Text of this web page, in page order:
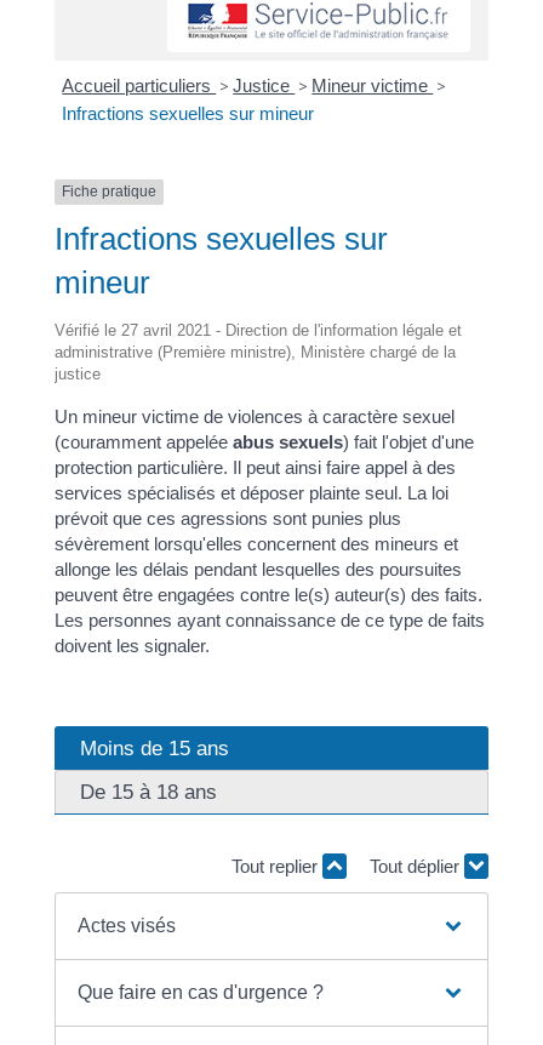
Accueil particuliers > Justice > Mineur victime >
Infractions sexuelles sur mineur
Fiche pratique
Infractions sexuelles sur
mineur
Vérifié le 27 avril 2021 - Direction de l'information légale et
administrative (Première ministre), Ministère chargé de la
justice
Un mineur victime de violences à caractère sexuel
(couramment appelée abus sexuels) fait l'objet d'une
protection particulière. Il peut ainsi faire appel à des
services spécialisés et déposer plainte seul. La loi
prévoit que ces agressions sont punies plus
sévèrement lorsqu'elles concernent des mineurs et
allonge les délais pendant lesquelles des poursuites
peuvent être engagées contre le(s) auteur(s) des faits.
Les personnes ayant connaissance de ce type de faits
doivent les signaler.
Moins de 15 ans
De 15 à 18 ans
Tout replier Tout déplier
Actes visés
Que faire en cas d'urgence ?